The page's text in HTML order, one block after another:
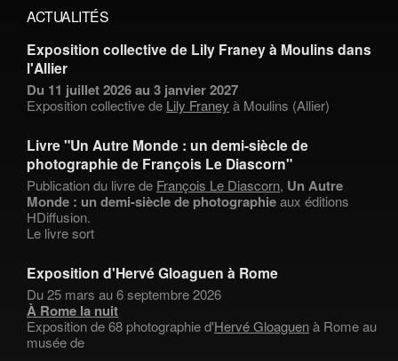
ACTUALITÉS
Exposition collective de Lily Franey à Moulins dans
l'Allier
Du 11 juillet 2026 au 3 janvier 2027
Exposition collective de Lily Franey à Moulins (Allier)
Livre "Un Autre Monde : un demi-siècle de
photographie de François Le Diascorn"
Publication du livre de François Le Diascorn, Un Autre
Monde : un demi-siècle de photographieaux éditions
HDiffusion.
Le livre sort
Exposition d'Hervé Gloaguen à Rome
Du 25 mars au 6 septembre 2026
À Rome la nuit
Exposition de 68 photographie d'Hervé Gloaguenà Rome au
musée de